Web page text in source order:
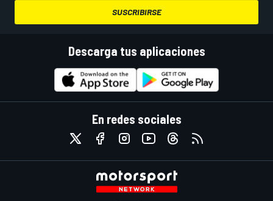
SUSCRIBIRSE
Descarga tus aplicaciones
En redes sociales